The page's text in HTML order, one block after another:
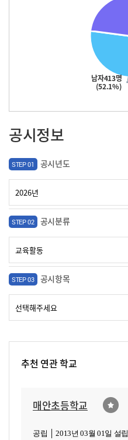
남자413명
(52.1%)
공시정보
STEP 01 공시년도
STEP 02 공시분류
STEP 03 공시항목
추천 연관 학교
매안초등학교
공립 │ 2013년 03월 01일 설립